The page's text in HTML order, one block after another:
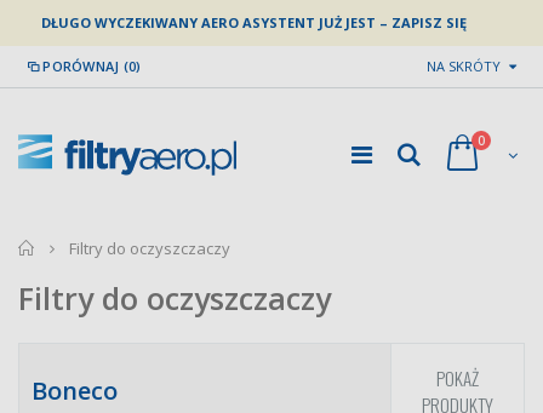
DŁUGO WYCZEKIWANY AERO ASYSTENT JUŻ JEST – ZAPISZ SIĘ
PORÓWNAJ (0) NA SKRÓTY
0
home
Filtry do oczyszczaczy
Filtry do oczyszczaczy
Boneco
POKAŻ
PRODUKTY